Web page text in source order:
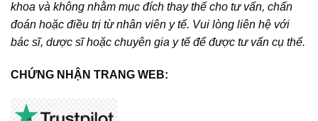
khoa và không nhằm mục đích thay thế cho tư vấn, chẩn
đoán hoặc điều trị từ nhân viên y tế. Vui lòng liên hệ với
bác sĩ, dược sĩ hoặc chuyên gia y tế để được tư vấn cụ thể.
CHỨNG NHẬN TRANG WEB: